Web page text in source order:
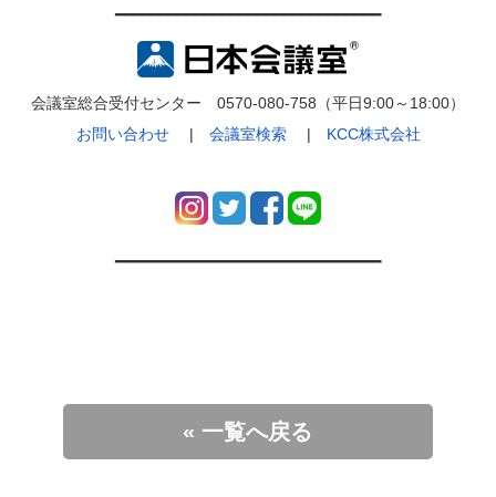
━━━━━━━━━━━━━━━━━━━━━━━━━━━━━━
会議室総合受付センター 0570-080-758（平日9:00～18:00）
お問い合わせ| 会議室検索| KCC株式会社
━━━━━━━━━━━━━━━━━━━━━━━━━━━━━━
« 一覧へ戻る